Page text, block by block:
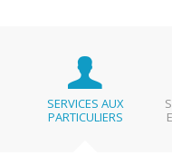
SERVICES AUX
PARTICULIERS